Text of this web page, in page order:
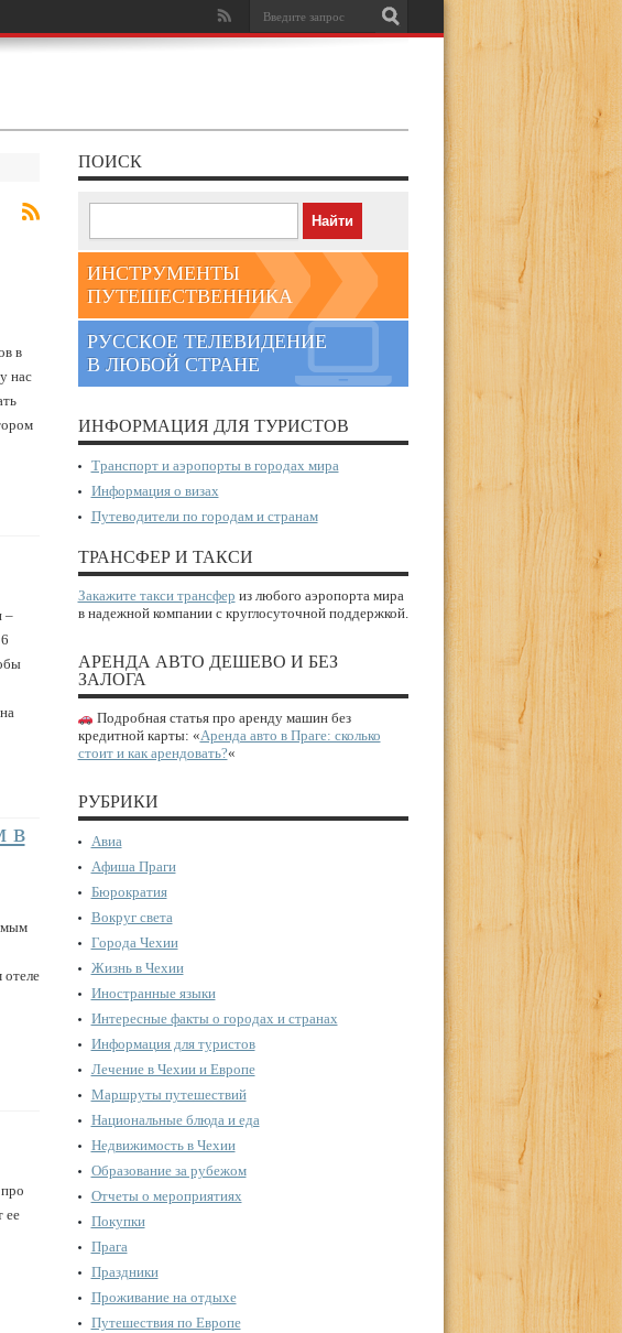
в
нас
–
в
ее
ПОИСК
ИНСТРУМЕНТЫ
ПУТЕШЕСТВЕННИКА
РУССКОЕ ТЕЛЕВИДЕНИЕ
В ЛЮБОЙ СТРАНЕ
ИНФОРМАЦИЯ ДЛЯ ТУРИСТОВ
Транспорт и аэропорты в городах мира
Информация о визах
Путеводители по городам и странам
ТРАНСФЕР И ТАКСИ
Закажите такси трансфер из любого аэропорта мира
в надежной компании с круглосуточной поддержкой.
АРЕНДА АВТО ДЕШЕВО И БЕЗ
ЗАЛОГА
Подробная статья про аренду машин без
кредитной карты: «Аренда авто в Праге: сколько
стоит и как арендовать?«
РУБРИКИ
Авиа
Афиша Праги
Бюрократия
Вокруг света
Города Чехии
Жизнь в Чехии
Иностранные языки
Интересные факты о городах и странах
Информация для туристов
Лечение в Чехии и Европе
Маршруты путешествий
Национальные блюда и еда
Недвижимость в Чехии
Образование за рубежом
Отчеты о мероприятиях
Покупки
Прага
Праздники
Проживание на отдыхе
Путешествия по Европе